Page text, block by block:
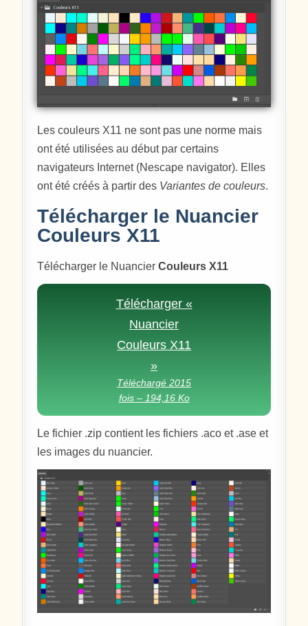
Les couleurs X11 ne sont pas une norme mais
ont été utilisées au début par certains
navigateurs Internet (Nescape navigator). Elles
ont été créés à partir des Variantes de couleurs.
Télécharger le Nuancier
Couleurs X11
Télécharger le NuancierCouleurs X11
Télécharger «
Nuancier
Couleurs X11
»
Téléchargé 2015
fois – 194,16 Ko
Le fichier .zip contient les fichiers .aco et .ase et
les images du nuancier.